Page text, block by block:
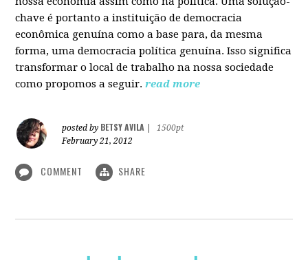
chave é portanto a instituição de democracia
econômica genuína como a base para, da mesma
forma, uma democracia política genuína. Isso significa
transformar o local de trabalho na nossa sociedade
como propomos a seguir. read more
posted by BETSY AVILA
1500pt
February 21, 2012
COMMENT SHARE